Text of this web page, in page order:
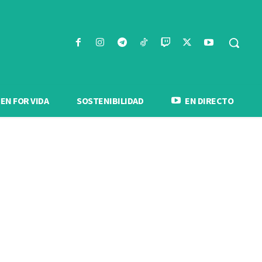
FOR VIDA SOSTENIBILIDAD EN DIRECTO